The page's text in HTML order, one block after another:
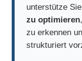
unterstütze
zu optimieren
zu erkennen
strukturiert